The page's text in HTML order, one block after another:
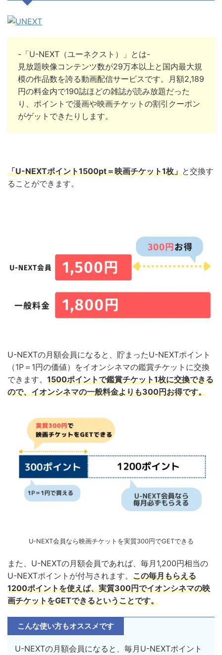
-「U-NEXT（ユーネクスト）」とは-
見放題映像コンテンツ数が29万本以上と国内最大規
模の作品数を誇る動画配信サービスです。月額2,189
円の料金内で190誌ほどの雑誌が読み放題だった
り、ポイントで漫画や映画チケットの割引クーポン
がゲットできたりします。
「U-NEXTポイント1500pt＝映画チケット1枚」と交換す
ることができます。
U-NEXTの月額会員になると、貯まったU-NEXTポイント
（1P＝1円の価値）をイオンシネマの鑑賞チケットに交換
できます。 1500ポイントで鑑賞チケット1枚に交換できる
ので、イオンシネマの一般料金よりも300円お得です。
U-NEXT会員なら映画チケットを実質300円でGETできる
また、U-NEXTの月額会員であれば、毎月1,200円相当の
U-NEXTポイントが付与されます。 この毎月もらえる
1200ポイントを使えば、実質300円でイオンシネマの映
画チケットをGETできるということです。
こんな使い方もオススメです
U-NEXTの月額会員になると、毎月U-NEXTポイント